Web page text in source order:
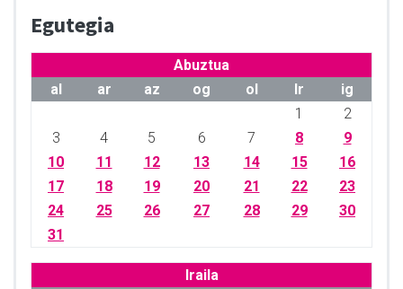
Egutegia
Abuztua
al
ar az og ol lr
ig
1
2
3
4 5 6 7 8
9
10
11 12 13 14 15
16
17
18 19 20 21 22
23
24
25 26 27 28 29
30
31
Iraila